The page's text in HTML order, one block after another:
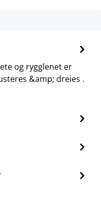
og rygglenet er
&amp; dreies .